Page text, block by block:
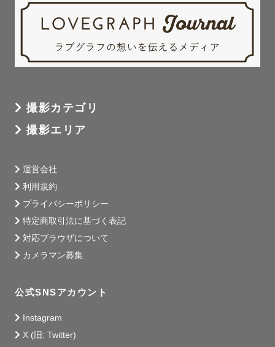
撮影カテゴリ
撮影エリア
運営会社
利用規約
プライバシーポリシー
特定商取引法に基づく表記
対応ブラウザについて
カメラマン募集
公式SNSアカウント
Instagram
X (旧: Twitter)